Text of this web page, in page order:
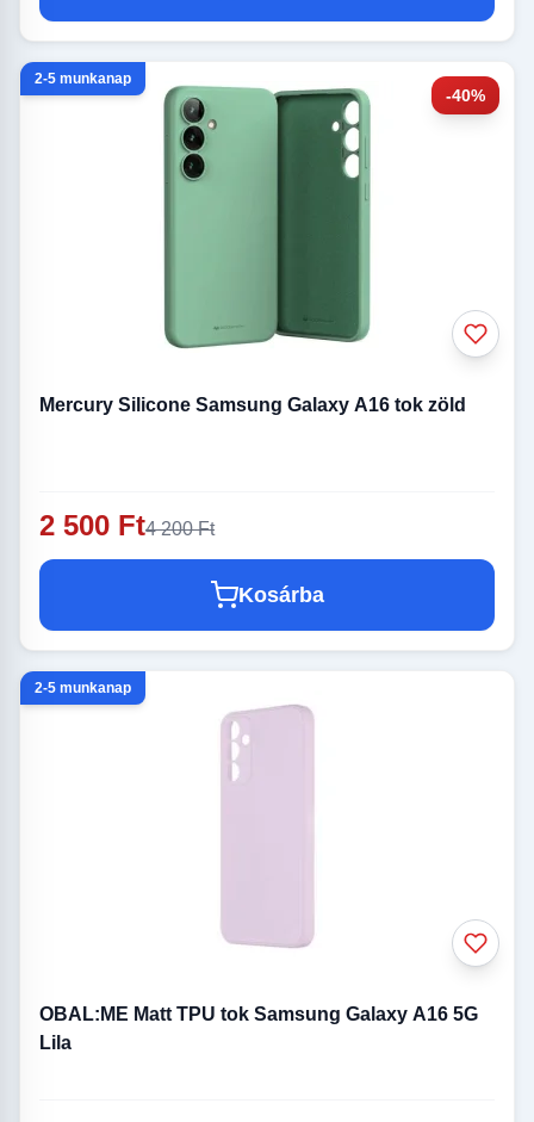
-40%
2-5 munkanap
Mercury Silicone Samsung Galaxy A16 tok zöld
2 500 Ft4 200 Ft
Kosárba
2-5 munkanap
OBAL:ME Matt TPU tok Samsung Galaxy A16 5G
Lila